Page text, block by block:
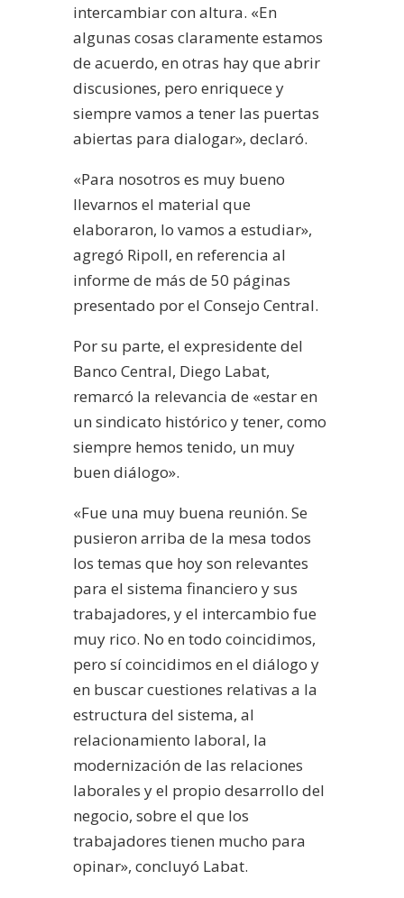
intercambiar con altura. «En
algunas cosas claramente estamos
de acuerdo, en otras hay que abrir
discusiones, pero enriquece y
siempre vamos a tener las puertas
abiertas para dialogar», declaró.
«Para nosotros es muy bueno
llevarnos el material que
elaboraron, lo vamos a estudiar»,
agregó Ripoll, en referencia al
informe de más de 50 páginas
presentado por el Consejo Central.
Por su parte, el expresidente del
Banco Central, Diego Labat,
remarcó la relevancia de «estar en
un sindicato histórico y tener, como
siempre hemos tenido, un muy
buen diálogo».
«Fue una muy buena reunión. Se
pusieron arriba de la mesa todos
los temas que hoy son relevantes
para el sistema financiero y sus
trabajadores, y el intercambio fue
muy rico. No en todo coincidimos,
pero sí coincidimos en el diálogo y
en buscar cuestiones relativas a la
estructura del sistema, al
relacionamiento laboral, la
modernización de las relaciones
laborales y el propio desarrollo del
negocio, sobre el que los
trabajadores tienen mucho para
opinar», concluyó Labat.